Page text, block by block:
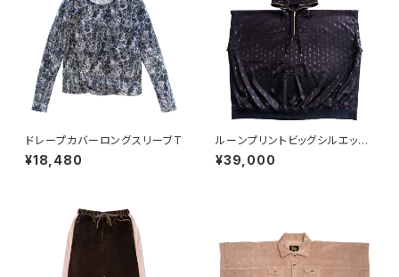
ドレープカバーロングスリーブT
¥18,480
ルーンプリントビッグシルエット
ポンチョ
¥39,000